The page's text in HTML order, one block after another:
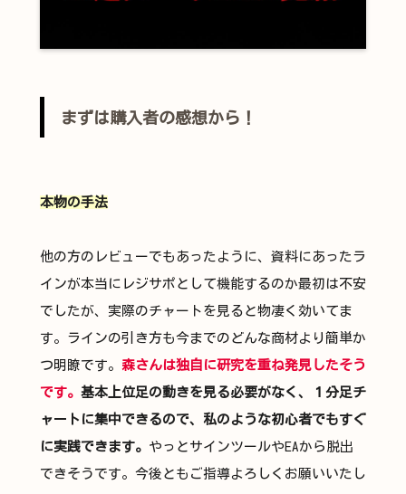
まずは購入者の感想から！
本物の手法
他の方のレビューでもあったように、資料にあったラ
インが本当にレジサポとして機能するのか最初は不安
でしたが、実際のチャートを見ると物凄く効いてま
す。ラインの引き方も今までのどんな商材より簡単か
つ明瞭です。 森さんは独自に研究を重ね発見したそう
です。 基本上位足の動きを見る必要がなく、１分足チ
ャートに集中できるので、私のような初心者でもすぐ
に実践できます。 やっとサインツールやEAから脱出
できそうです。今後ともご指導よろしくお願いいたし